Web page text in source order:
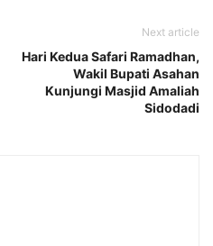
Next article
Hari Kedua Safari Ramadhan,
Wakil Bupati Asahan
Kunjungi Masjid Amaliah
Sidodadi